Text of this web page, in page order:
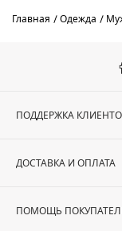
Главная Одежда
ПОДДЕРЖКА
ДОСТАВКА И ОПЛАТА
ПОМОЩЬ